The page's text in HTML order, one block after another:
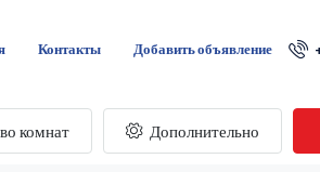
Контакты Добавить объявление
комнат Дополнительно